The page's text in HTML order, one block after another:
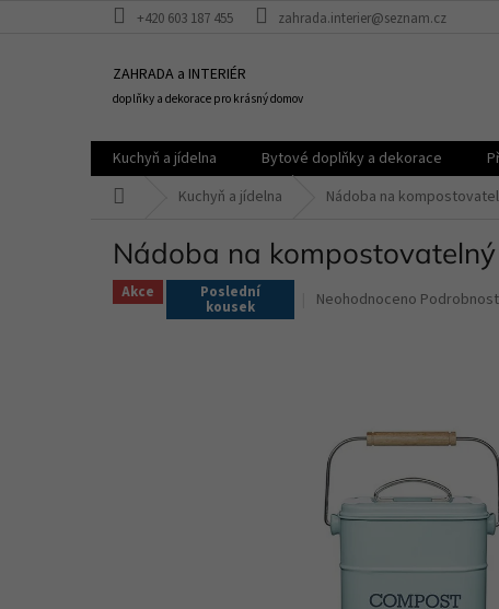
+420 603 187 455 zahrada.interier@seznam.cz
ZAHRADA a INTERIÉR
doplňky a dekorace pro krásný domov
Kuchyň a jídelna Bytové doplňky a dekorace
Kuchyň a jídelna Nádoba na
Nádoba na
Akce Poslední
kousek
Průměrné
hvězdiček.
Neohodnoceno